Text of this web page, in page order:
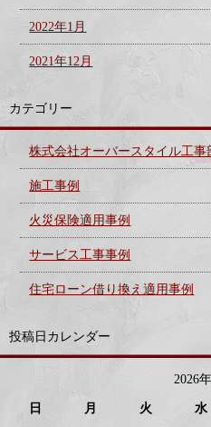
2022年1月
2021年12月
カテゴリー
株式会社オーバースタイル工事
施工事例
火災保険適用事例
サービス工事事例
住宅ローン借り換え適用事例
投稿日カレンダー
2026
日 月 火 水